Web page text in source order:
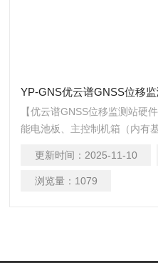
YP-GNS优云谱GNSS位移
【优云谱GNSS位移监测站硬
能电池板、主控制机箱（内有
更新时间： 2025-11-10
浏览量： 1079